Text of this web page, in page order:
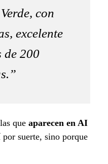
con
excelente
de 200
que aparecen en AI
suerte, sino porque